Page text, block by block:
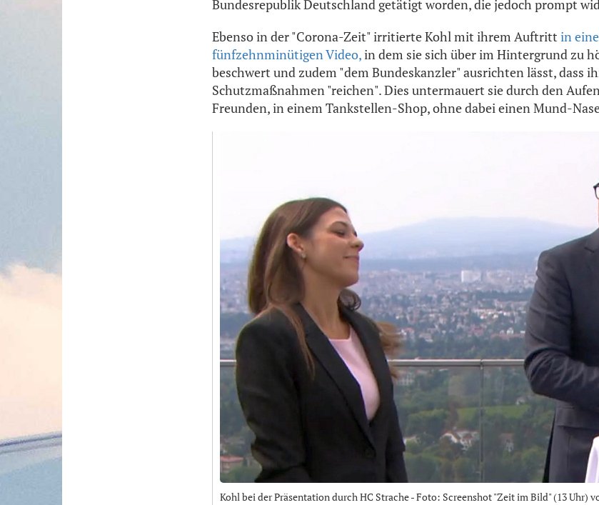
Bundesrepublik Deutschland getätigt worden, die jedoch prompt
Ebenso in der "Corona-Zeit" irritierte Kohl mit ihrem Auftritt in
fünfzehnminütigen Video,in dem sie sich über im Hintergrund zu
beschwert und zudem "dem Bundeskanzler" ausrichten lässt, dass
Schutzmaßnahmen "reichen". Dies untermauert sie durch den
Freunden, in einem Tankstellen-Shop, ohne dabei einen Mund-
Kohl bei der Präsentation durch HC Strache - Foto: Screenshot "Zeit im Bild" (13 Uhr)